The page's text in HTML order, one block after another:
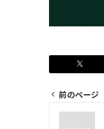
投
前のページ